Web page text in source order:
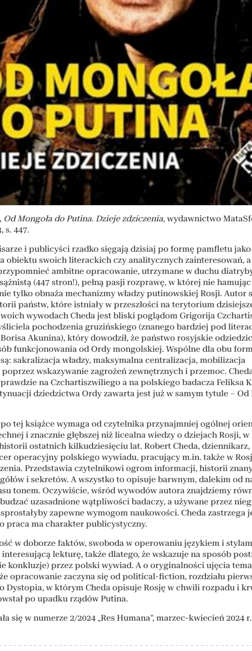
Od Mongoła do Putina. Dzieje zdziczenia, wydawnictwo
s. 447.
i publicyści rzadko sięgają dzisiaj po formę pamfletu
obiektu swoich literackich czy analitycznych zainteresowań, a
ambitne opracowanie, utrzymane w duchu
(447 stron!), pełną pasji rozprawę, w której nie
tylko obnaża mechanizmy władzy putinowskiej Rosji. Autor
państw, które istniały w przeszłości na terytorium
wywodach Cheda jest bliski poglądom Grigorija
pochodzenia gruzińskiego (znanego bardziej pod
Akunina), który dowodził, że państwo rosyjskie
funkcjonowania od Ordy mongolskiej. Wspólne dla obu
sakralizacja władzy, maksymalna centralizacja, mobilizacja
poprzez wskazywanie zagrożeń zewnętrznych i przemoc.
na Czchartiszwiliego a na polskiego badacza Feliksa
dziedzictwa Ordy zawarta jest już w samym tytule – Od
po tej książce wymaga od czytelnika przynajmniej ogólnej
i znacznie głębszej niż licealna wiedzy o dziejach Rosji, w
ostatnich kilkudziesięciu lat. Robert Cheda, dziennikarz,
operacyjny polskiego wywiadu, pracujący m.in. także w
Przedstawia czytelnikowi ogrom informacji, historii
i sekretów. A wszystko to opisuje barwnym, dalekim od
tonem. Oczywiście, wśród wywodów autora znajdziemy
uzasadnione wątpliwości badaczy, a używane przez
zapewne wymogom naukowości. Cheda zastrzega
praca ma charakter publicystyczny.
w doborze faktów, swoboda w operowaniu językiem i
lekturę, także dlatego, że wskazuje na sposób
konkluzje) przez polski wywiad. A o oryginalności ujęcia
opracowanie zaczyna się od political-fiction, rozdziału
Dystopia, w którym Cheda opisuje Rosję w chwili rozpadu i
po upadku rządów Putina.
się w numerze 2/2024 „Res Humana”, marzec-kwiecień 2024 r.